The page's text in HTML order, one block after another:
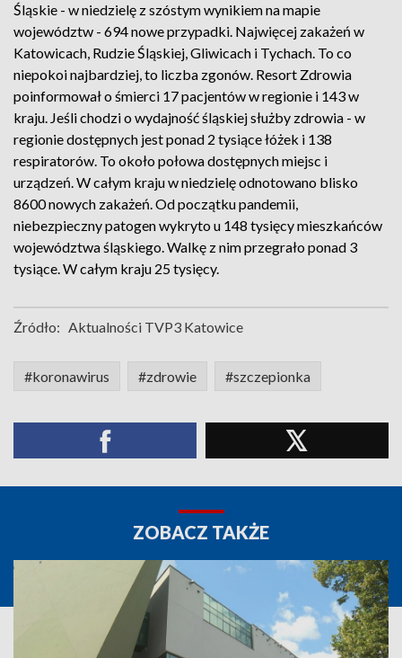
Śląskie - w niedzielę z szóstym wynikiem na mapie
województw - 694 nowe przypadki. Najwięcej zakażeń w
Katowicach, Rudzie Śląskiej, Gliwicach i Tychach. To co
niepokoi najbardziej, to liczba zgonów. Resort Zdrowia
poinformował o śmierci 17 pacjentów w regionie i 143 w
kraju. Jeśli chodzi o wydajność śląskiej służby zdrowia - w
regionie dostępnych jest ponad 2 tysiące łóżek i 138
respiratorów. To około połowa dostępnych miejsc i
urządzeń. W całym kraju w niedzielę odnotowano blisko
8600 nowych zakażeń. Od początku pandemii,
niebezpieczny patogen wykryto u 148 tysięcy mieszkańców
województwa śląskiego. Walkę z nim przegrało ponad 3
tysiące. W całym kraju 25 tysięcy.
Źródło: Aktualności TVP3 Katowice
#koronawirus #zdrowie #szczepionka
ZOBACZ TAKŻE